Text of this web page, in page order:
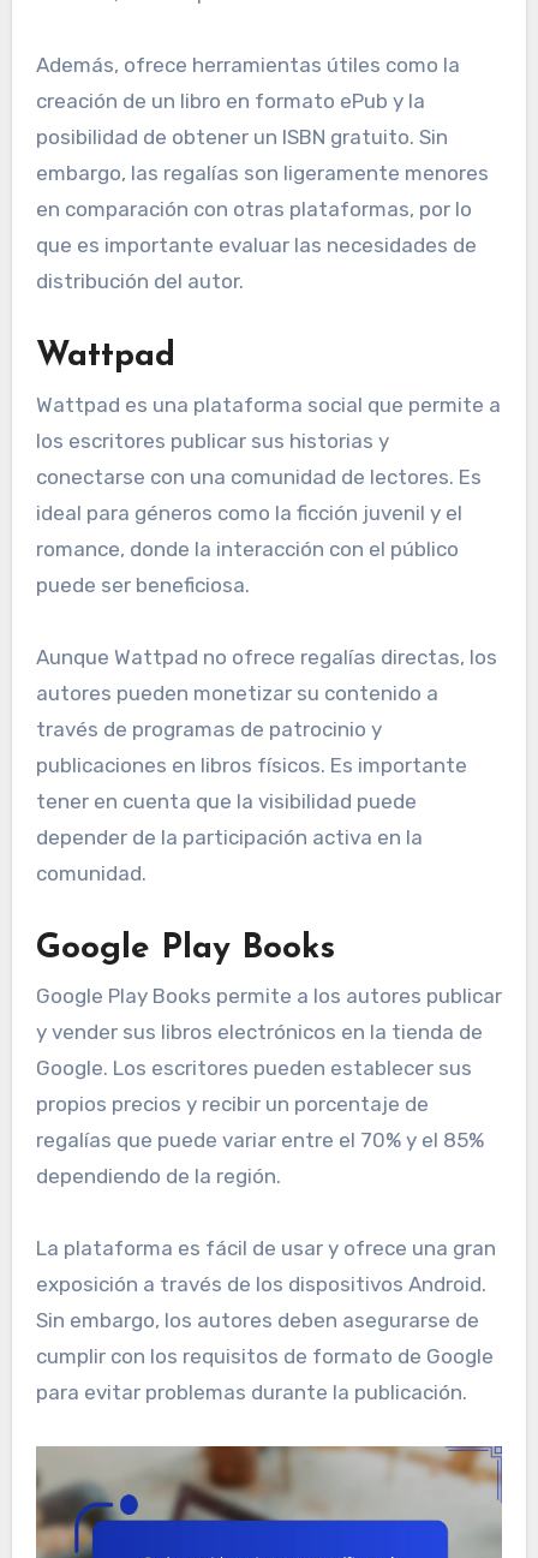
Además, ofrece herramientas útiles como la
creación de un libro en formato ePub y la
posibilidad de obtener un ISBN gratuito. Sin
embargo, las regalías son ligeramente menores
en comparación con otras plataformas, por lo
que es importante evaluar las necesidades de
distribución del autor.
Wattpad
Wattpad es una plataforma social que permite a
los escritores publicar sus historias y
conectarse con una comunidad de lectores. Es
ideal para géneros como la ficción juvenil y el
romance, donde la interacción con el público
puede ser beneficiosa.
Aunque Wattpad no ofrece regalías directas, los
autores pueden monetizar su contenido a
través de programas de patrocinio y
publicaciones en libros físicos. Es importante
tener en cuenta que la visibilidad puede
depender de la participación activa en la
comunidad.
Google Play Books
Google Play Books permite a los autores publicar
y vender sus libros electrónicos en la tienda de
Google. Los escritores pueden establecer sus
propios precios y recibir un porcentaje de
regalías que puede variar entre el 70% y el 85%
dependiendo de la región.
La plataforma es fácil de usar y ofrece una gran
exposición a través de los dispositivos Android.
Sin embargo, los autores deben asegurarse de
cumplir con los requisitos de formato de Google
para evitar problemas durante la publicación.